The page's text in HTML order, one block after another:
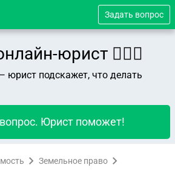
Задать вопрос
юрист 👨🏻‍⚖️
юрист подскажет, что делать
Юрист поможет!
Земельное право